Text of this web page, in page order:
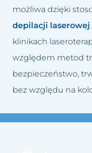
możliwa dzięki
depilacji laserowej
klinikach
względem metod
bezpieczeństwo,
bez względu na